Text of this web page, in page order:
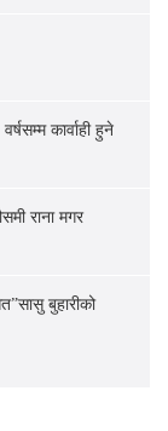
कार्वाही हुने
राना मगर
बुहारीको